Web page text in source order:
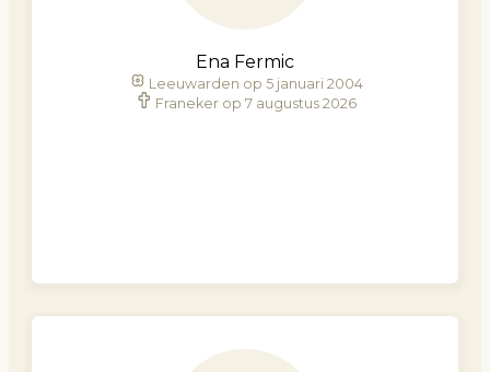
Ena Fermic
Leeuwarden op 5 januari 2004
Franeker op 7 augustus 2026